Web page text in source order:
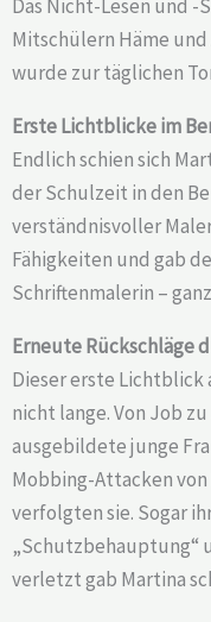
Das Nicht-Lesen und
Mitschülern Häme
wurde zur täglichen
Erste Lichtblicke im
Endlich schien sich
der Schulzeit in den
verständnisvoller
Fähigkeiten und gab
Schriftenmalerin –
Erneute Rückschläge
Dieser erste Lichtblick
nicht lange. Von Job
ausgebildete junge
Mobbing-Attacken
verfolgten sie. Sogar
„Schutzbehauptung“
verletzt gab Martina